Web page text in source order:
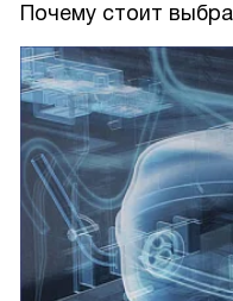
Почему стоит